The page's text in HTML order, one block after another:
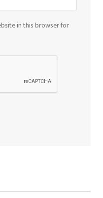
in this browser for